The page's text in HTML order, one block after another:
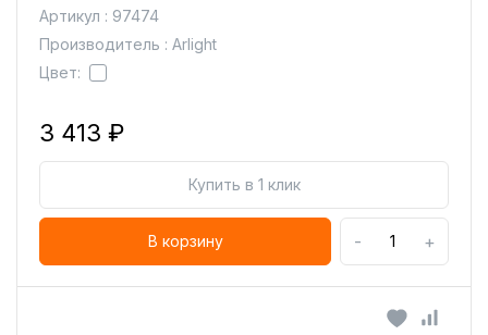
Артикул : 97474
Производитель : Arlight
Цвет:
3 413 ₽
Купить в 1 клик
В корзину - +